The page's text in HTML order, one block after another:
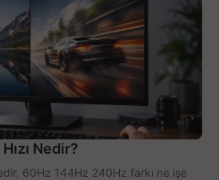
Nedir?
60Hz 144Hz 240Hz farkı ne işe